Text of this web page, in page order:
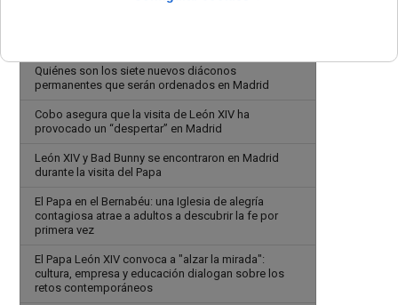
Quiénes son los siete nuevos diáconos
permanentes que serán ordenados en Madrid
Cobo asegura que la visita de León XIV ha
provocado un “despertar” en Madrid
León XIV y Bad Bunny se encontraron en Madrid
durante la visita del Papa
El Papa en el Bernabéu: una Iglesia de alegría
contagiosa atrae a adultos a descubrir la fe por
primera vez
El Papa León XIV convoca a "alzar la mirada":
cultura, empresa y educación dialogan sobre los
retos contemporáneos